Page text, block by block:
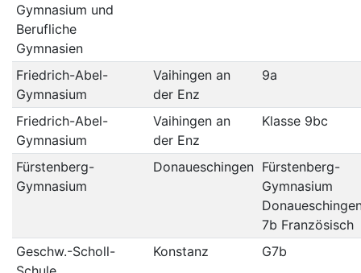
Gymnasium und
Berufliche
Gymnasien
Friedrich-Abel-
Gymnasium
Vaihingen an
der Enz
9a
Friedrich-Abel-
Gymnasium
Vaihingen an
der Enz
Klasse 9bc
Fürstenberg-
Gymnasium
Donaueschingen Fürstenberg-
Gymnasium
7b Französisch
Geschw.-Scholl-
Konstanz G7b